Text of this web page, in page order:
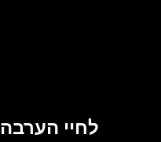
לחיי הערבה